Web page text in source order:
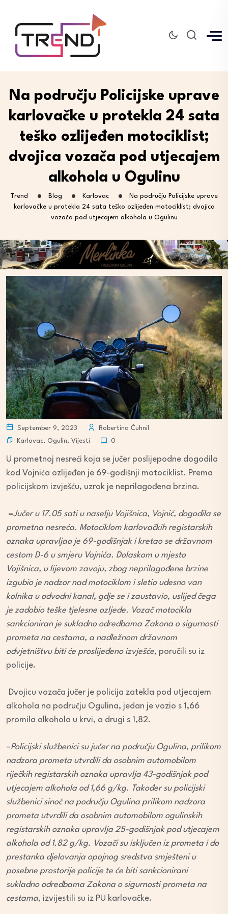
Na području Policijske uprave
karlovačke u protekla 24 sata
teško ozlijeđen motociklist;
dvojica vozača pod utjecajem
alkohola u Ogulinu
Trend Blog Karlovac
Na području Policijske uprave
karlovačke u protekla 24 sata teško ozlijeđen motociklist; dvojica
vozača pod utjecajem alkohola u Ogulinu
September 9, 2023
Robertina Čuhnil
Karlovac, Ogulin, Vijesti 0
U prometnoj nesreći koja se jučer poslijepodne dogodila
kod Vojnića ozlijeđen je 69-godišnji motociklist. Prema
policijskom izvješću, uzrok je neprilagođena brzina.
–Jučer u 17.05 sati u naselju Vojišnica, Vojnić, dogodila se
prometna nesreća. Motociklom karlovačkih registarskih
oznaka upravljao je 69-godišnjak i kretao se državnom
cestom D-6 u smjeru Vojnića. Dolaskom u mjesto
Vojišnica, u lijevom zavoju, zbog neprilagođene brzine
izgubio je nadzor nad motociklom i sletio udesno van
kolnika u odvodni kanal, gdje se i zaustavio, uslijed čega
je zadobio teške tjelesne ozljede. Vozač motocikla
sankcioniran je sukladno odredbama Zakona o sigurnosti
prometa na cestama, a nadležnom državnom
odvjetništvu biti će proslijeđeno izvješće, poručili su iz
policije.
Dvojicu vozača jučer je policija zatekla pod utjecajem
alkohola na području Ogulina, jedan je vozio s 1,66
promila alkohola u krvi, a drugi s 1,82.
–Policijski službenici su jučer na području Ogulina, prilikom
nadzora prometa utvrdili da osobnim automobilom
riječkih registarskih oznaka upravlja 43-godišnjak pod
utjecajem alkohola od 1,66 g/kg. Također su policijski
službenici sinoć na području Ogulina prilikom nadzora
prometa utvrdili da osobnim automobilom ogulinskih
registarskih oznaka upravlja 25-godišnjak pod utjecajem
alkohola od 1.82 g/kg. Vozači su isključen iz prometa i do
prestanka djelovanja opojnog sredstva smješteni u
posebne prostorije policije te će biti sankcionirani
sukladno odredbama Zakona o sigurnosti prometa na
cestama, izvijestili su iz PU karlovačke.